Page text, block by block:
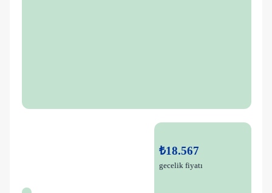
₺18.567
gecelik fiyatı